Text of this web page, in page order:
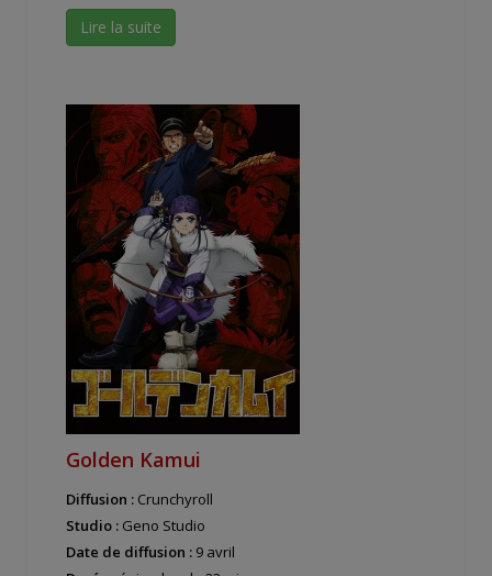
Lire la suite
Golden Kamui
Diffusion : Crunchyroll
Studio : Geno Studio
Date de diffusion : 9 avril